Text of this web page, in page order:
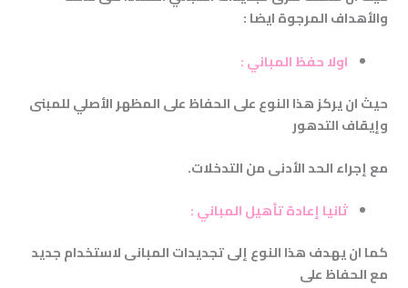
والأهداف المرجوة ايضا:
اولا حفظ المباني:
حيث ان يركز هذا النوع على الحفاظ على المظهر الأصلي للمبنى
وإيقاف التدهور
مع إجراء الحد الأدنى من التدخلات.
ثانيا إعادة تأهيل المباني:
كما ان يهدف هذا النوع إلى تجديدات المبانى لاستخدام جديد
مع الحفاظ على